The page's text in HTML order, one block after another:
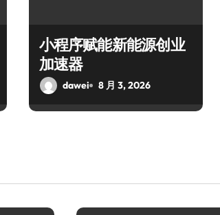
小程序赋能新能源创业
加速器
dawei 8 月 3, 2026